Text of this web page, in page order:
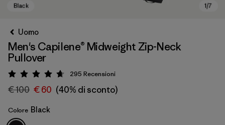
Black
Uomo
Men's Capilene® Midweight Zip-Neck
Pullover
Valutazione: 4.7 / 5
295 Recensioni
€ 100 € 60 (40% di sconto)
Colore Black